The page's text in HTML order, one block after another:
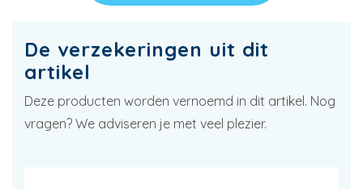
De verzekeringen uit dit
artikel
Deze producten worden vernoemd in dit artikel. Nog
vragen? We adviseren je met veel plezier.